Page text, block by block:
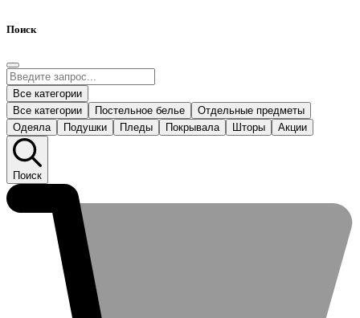
Поиск
Все категории
Все категории
Постельное белье
Отдельные предметы
Одеяла
Подушки Пледы Покрывала Шторы Акции
Поиск